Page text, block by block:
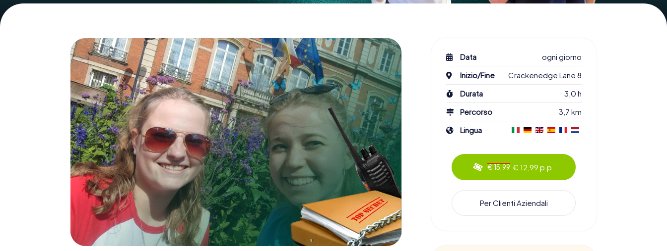
Data
ogni giorno
Inizio/Fine
Crackenedge Lane 8
Durata
3,0 h
Percorso
3,7 km
Lingua
€ 15,99 € 12,99 p.p.
Per Clienti Aziendali